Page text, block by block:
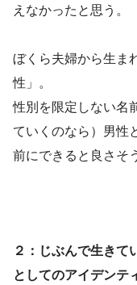
えなかったと思う。
ぼくら夫婦から生ま
性」。
性別を限定しない名
ていくのなら）男性
前にできると良さそ
２：じぶんで生きて
としてのアイデンテ